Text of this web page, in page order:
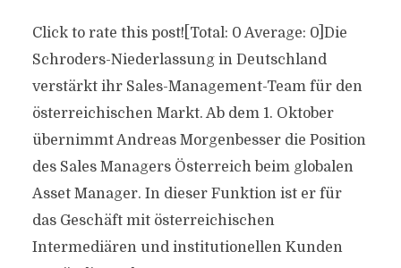
Click to rate this post![Total: 0 Average: 0]Die
Schroders-Niederlassung in Deutschland
verstärkt ihr Sales-Management-Team für den
österreichischen Markt. Ab dem 1. Oktober
übernimmt Andreas Morgenbesser die Position
des Sales Managers Österreich beim globalen
Asset Manager. In dieser Funktion ist er für
das Geschäft mit österreichischen
Intermediären und institutionellen Kunden